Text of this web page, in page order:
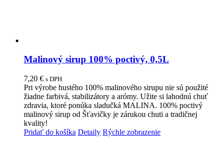
Malinový sirup 100% poctivý, 0,5L
7,20 € s DPH
Pri výrobe hustého 100% malinového sirupu nie sú použité
žiadne farbivá, stabilizátory a arómy. Užite si lahodnú chuť
zdravia, ktoré ponúka sladučká MALINA. 100% poctivý
malinový sirup od Šťavičky je zárukou chuti a tradičnej
kvality!
Pridať do košíka Detaily Rýchle zobrazenie